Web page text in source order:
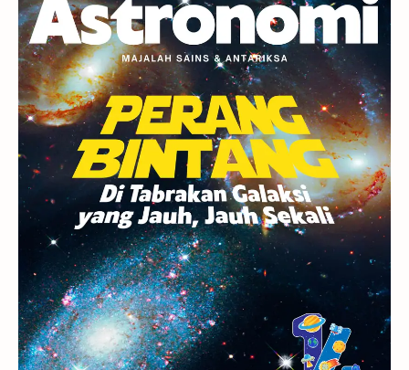
Berita Hujan Meteor Satelit Alami
Rasi Bintang Teleskop Saturnus
GBT 2018 UFO Advertorial
Astrofotografi
Stasiun Luar Angkasa Internasional
Gugus Bintang Menarik Dibaca
Venus Pluto Galaksi Kerdil
Gambar Harian Titan